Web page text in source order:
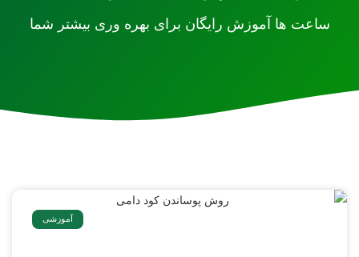
ساعت ها آموزش رایگان برای بهره وری بیشتر شما
آموزشی